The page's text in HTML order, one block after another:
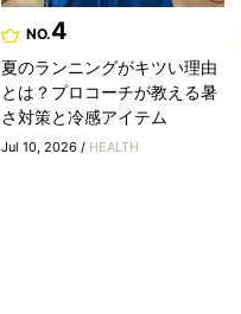
NO.4
夏のランニングがキツい理由
とは？プロコーチが教える暑
さ対策と冷感アイテム
Jul 10, 2026 / HEALTH